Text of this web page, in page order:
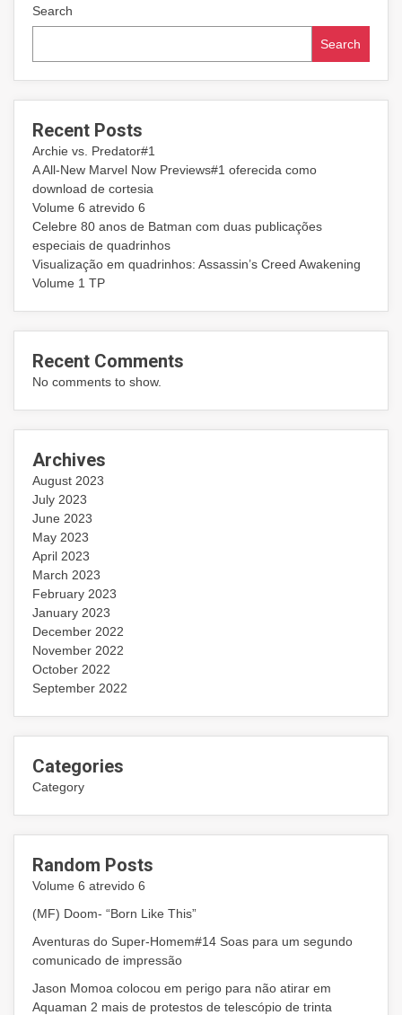
Search
Search
Recent Posts
Archie vs. Predator#1
A All-New Marvel Now Previews#1 oferecida como
download de cortesia
Volume 6 atrevido 6
Celebre 80 anos de Batman com duas publicações
especiais de quadrinhos
Visualização em quadrinhos: Assassin’s Creed Awakening
Volume 1 TP
Recent Comments
No comments to show.
Archives
August 2023
July 2023
June 2023
May 2023
April 2023
March 2023
February 2023
January 2023
December 2022
November 2022
October 2022
September 2022
Categories
Category
Random Posts
Volume 6 atrevido 6
(MF) Doom- “Born Like This”
Aventuras do Super-Homem#14 Soas para um segundo
comunicado de impressão
Jason Momoa colocou em perigo para não atirar em
Aquaman 2 mais de protestos de telescópio de trinta